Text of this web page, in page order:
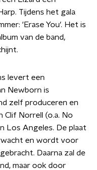
Tijdens het gala
'Erase You'. Het is
van de band,
levert een
Newborn is
zelf produceren en
Norrell (o.a. No
Los Angeles. De plaat
en wordt voor
Daarna zal de
maar ook door